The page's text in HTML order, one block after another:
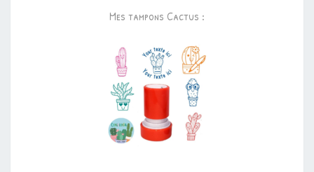
Mes tampons Cactus :